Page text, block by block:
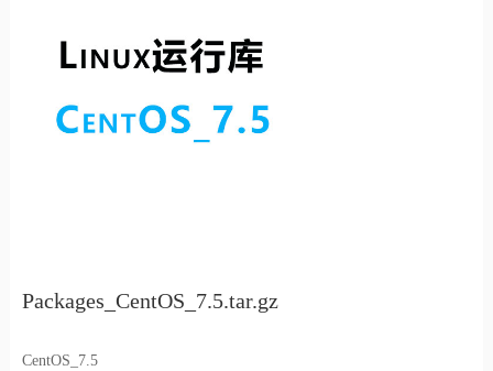
Packages_CentOS_7.5.tar.gz
CentOS_7.5